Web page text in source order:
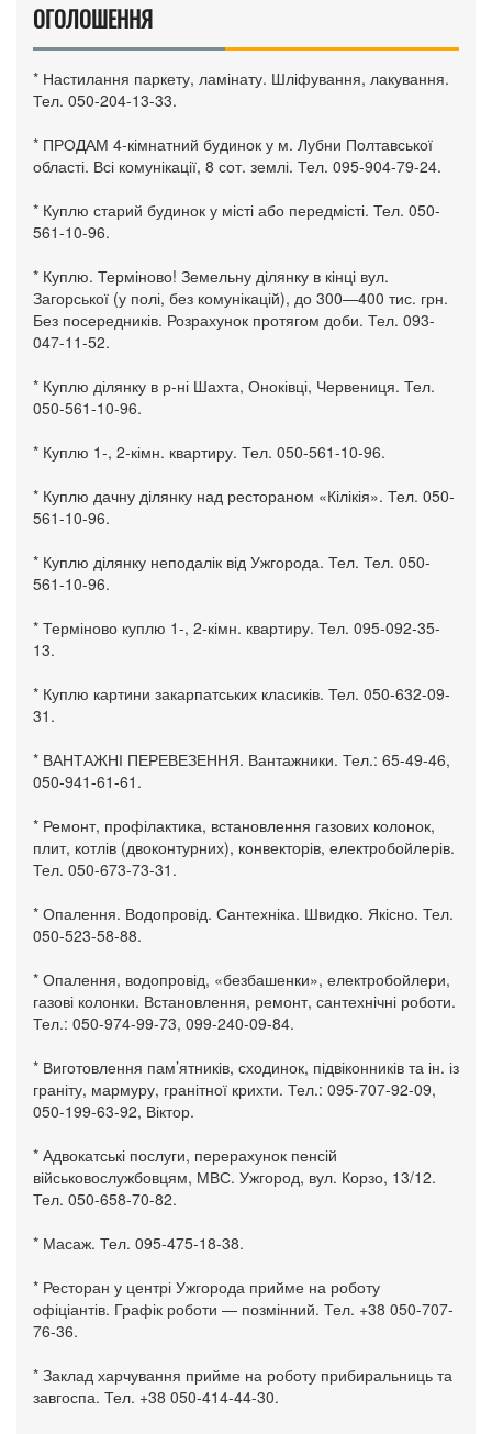
ОГОЛОШЕННЯ
* Настилання паркету, ламінату. Шліфування, лакування.
Тел. 050-204-13-33.
* ПРОДАМ 4-кімнатний будинок у м. Лубни Полтавської
області. Всі комунікації, 8 сот. землі. Тел. 095-904-79-24.
* Куплю старий будинок у місті або передмісті. Тел. 050-
561-10-96.
* Куплю. Терміново! Земельну ділянку в кінці вул.
Загорської (у полі, без комунікацій), до 300—400 тис. грн.
Без посередників. Розрахунок протягом доби. Тел. 093-
047-11-52.
* Куплю ділянку в р-ні Шахта, Оноківці, Червениця. Тел.
050-561-10-96.
* Куплю 1-, 2-кімн. квартиру. Тел. 050-561-10-96.
* Куплю дачну ділянку над рестораном «Кілікія». Тел. 050-
561-10-96.
* Куплю ділянку неподалік від Ужгорода. Тел. Тел. 050-
561-10-96.
* Терміново куплю 1-, 2-кімн. квартиру. Тел. 095-092-35-
13.
* Куплю картини закарпатських класиків. Тел. 050-632-09-
31.
* ВАНТАЖНІ ПЕРЕВЕЗЕННЯ. Вантажники. Тел.: 65-49-46,
050-941-61-61.
* Ремонт, профілактика, встановлення газових колонок,
плит, котлів (двоконтурних), конвекторів, електробойлерів.
Тел. 050-673-73-31.
* Опалення. Водопровід. Сантехніка. Швидко. Якісно. Тел.
050-523-58-88.
* Опалення, водопровід, «безбашенки», електробойлери,
газові колонки. Встановлення, ремонт, сантехнічні роботи.
Тел.: 050-974-99-73, 099-240-09-84.
* Виготовлення пам’ятників, сходинок, підвіконників та ін. із
граніту, мармуру, гранітної крихти. Тел.: 095-707-92-09,
050-199-63-92, Віктор.
* Адвокатські послуги, перерахунок пенсій
військовослужбовцям, МВС. Ужгород, вул. Корзо, 13/12.
Тел. 050-658-70-82.
* Масаж. Тел. 095-475-18-38.
* Ресторан у центрі Ужгорода прийме на роботу
офіціантів. Графік роботи — позмінний. Тел. +38 050-707-
76-36.
* Заклад харчування прийме на роботу прибиральниць та
завгоспа. Тел. +38 050-414-44-30.